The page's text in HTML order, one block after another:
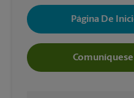
Página De